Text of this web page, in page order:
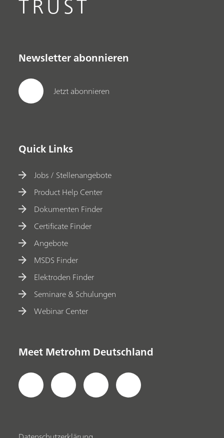
Newsletter abonnieren
Jetzt abonnieren
Quick Links
Jobs / Stellenangebote
Product Help Center
Dokumenten Finder
Certificate Finder
Angebote
MSDS Finder
Elektroden Finder
Seminare & Schulungen
Webinar Center
Meet Metrohm Deutschland